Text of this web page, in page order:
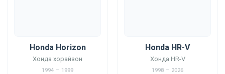
Honda Horizon
Хонда хорайзон
1994 — 1999
Honda HR-V
Хонда HR-V
1998 — 2026